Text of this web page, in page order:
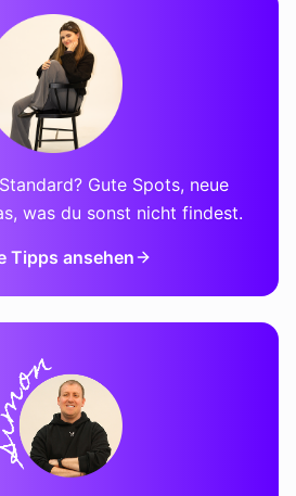
Gute Spots, neue
was du sonst nicht findest.
Tipps ansehen